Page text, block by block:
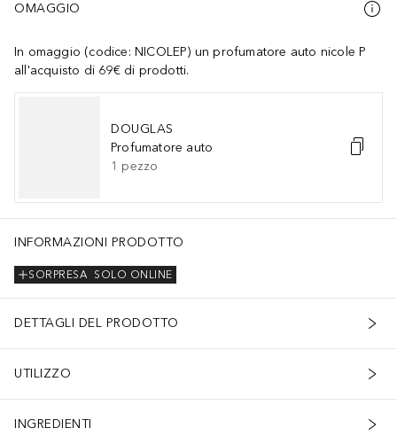
OMAGGIO
In omaggio (codice: NICOLEP) un profumatore auto nicole P
all'acquisto di 69€ di prodotti.
DOUGLAS
Profumatore auto
1 pezzo
INFORMAZIONI PRODOTTO
SOLO ONLINE
SORPRESA
DETTAGLI DEL PRODOTTO
UTILIZZO
INGREDIENTI